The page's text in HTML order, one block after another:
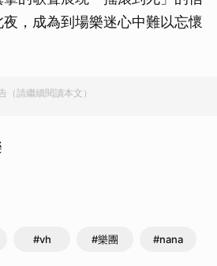
，成為到場樂迷心中難以忘懷
（請繼續閱讀本文）
#vh #樂團 #nana